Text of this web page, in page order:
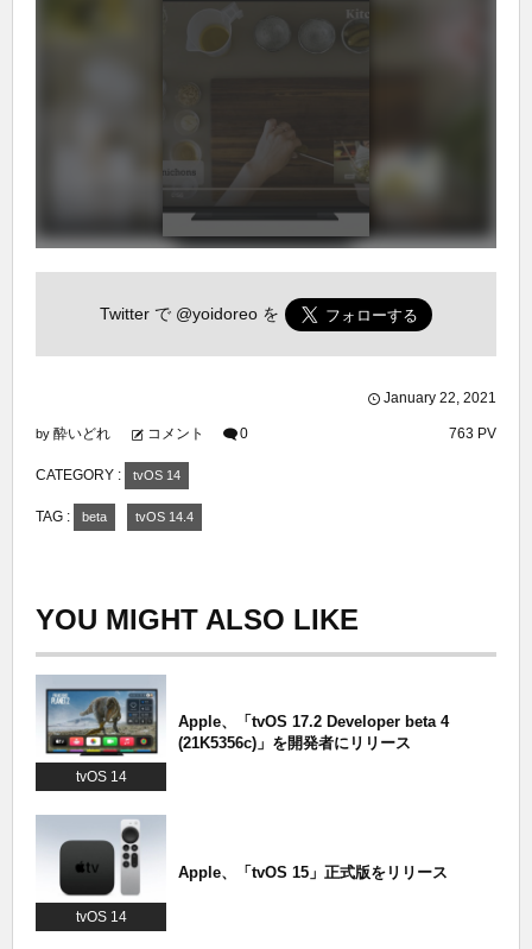
Twitter で @yoidoreo を
January 22, 2021
by 酔いどれ コメント 0 763 PV
CATEGORY : tvOS 14
TAG : beta tvOS 14.4
YOU MIGHT ALSO LIKE
tvOS 14
Apple、「tvOS 17.2 Developer beta 4
(21K5356c)」を開発者にリリース
tvOS 14
Apple、「tvOS 15」正式版をリリース